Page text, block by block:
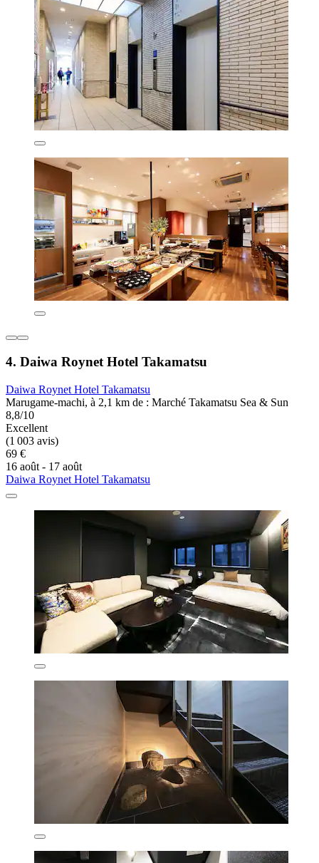
4. Daiwa Roynet Hotel Takamatsu
Daiwa Roynet Hotel Takamatsu
Marugame-machi, à 2,1 km de : Marché Takamatsu Sea & Sun
8,8/10
Excellent
(1 003 avis)
69 €
16 août - 17 août
Daiwa Roynet Hotel Takamatsu